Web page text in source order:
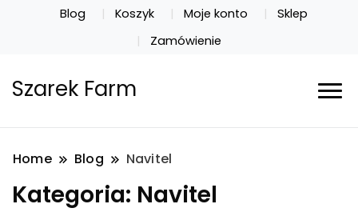
Blog Koszyk Moje konto
Sklep
Zamówienie
Szarek Farm
Home Blog Navitel
Kategoria: Navitel